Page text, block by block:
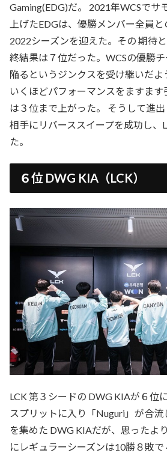
Gaming(EDG)だ。 2021年WCSでサ
上げたEDGは、優勝メンバー全員と
2022シーズンを迎えた。その 期待
終結果は７位だった。WCSの優勝
陥るというジンクスを受け継いだ
いくほどパフォーマンスをますます
は３位まで上がった。 そうして進
相手にリバーススイープを成功し、
た。
６位 DWG KIA（LCK）
LCK 第３シードの DWG KIAが６位
スプリットに入り「Nuguri」が合
を集めた DWG KIAだが、思ったよ
にレギュラーシーズンは10勝８敗で